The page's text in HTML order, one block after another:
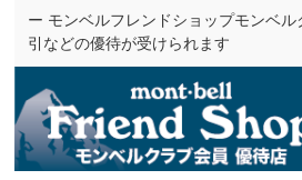
ー モンベルフレンドショップモンベル
引などの優待が受けられます